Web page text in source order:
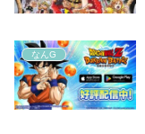
なんG